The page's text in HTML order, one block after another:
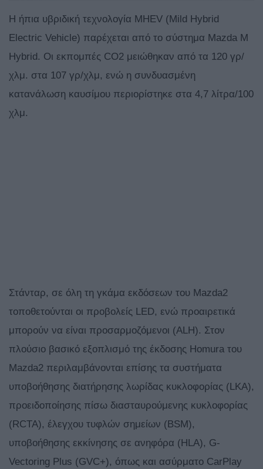
Η ήπια υβριδική τεχνολογία MHEV (Mild Hybrid
Electric Vehicle) παρέχεται από το σύστημα Mazda M
Hybrid. Οι εκπομπές CO2 μειώθηκαν από τα 120 γρ/
χλμ. στα 107 γρ/χλμ, ενώ η συνδυασμένη
κατανάλωση καυσίμου περιορίστηκε στα 4,7 λίτρα/100
χλμ.
Στάνταρ, σε όλη τη γκάμα εκδόσεων του Mazda2
τοποθετούνται οι προβολείς LED, ενώ προαιρετικά
μπορούν να είναι προσαρμοζόμενοι (ALH). Στον
πλούσιο βασικό εξοπλισμό της έκδοσης Homura του
Mazda2 περιλαμβάνονται επίσης τα συστήματα
υποβοήθησης διατήρησης λωρίδας κυκλοφορίας (LKA),
προειδοποίησης πίσω διασταυρούμενης κυκλοφορίας
(RCTA), έλεγχου τυφλών σημείων (BSM),
υποβοήθησης εκκίνησης σε ανηφόρα (HLA), G-
Vectoring Plus (GVC+), όπως και ασύρματο CarPlay